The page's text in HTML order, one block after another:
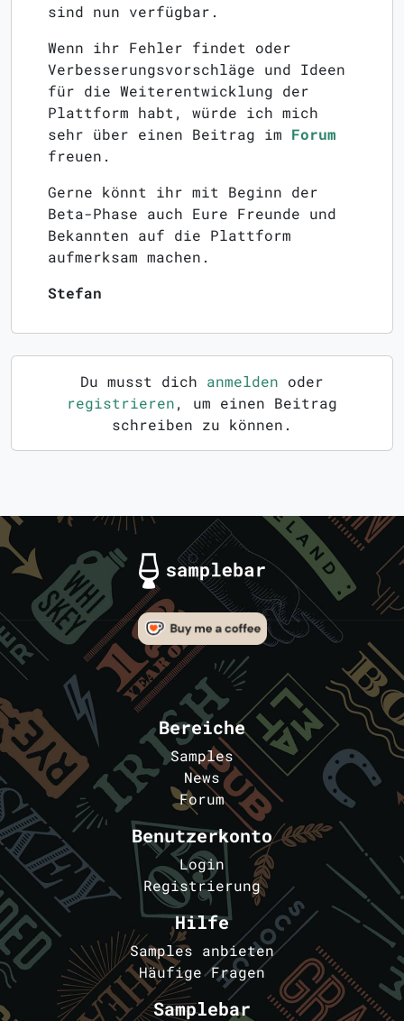
sind nun verfügbar.
Wenn ihr Fehler findet oder
Verbesserungsvorschläge und Ideen
für die Weiterentwicklung der
Plattform habt, würde ich mich
sehr über einen Beitrag im Forum
freuen.
Gerne könnt ihr mit Beginn der
Beta-Phase auch Eure Freunde und
Bekannten auf die Plattform
aufmerksam machen.
Stefan
Du musst dich anmelden oder
registrieren, um einen Beitrag
schreiben zu können.
Bereiche
Samples
News
Forum
Benutzerkonto
Login
Registrierung
Hilfe
Samples anbieten
Häufige Fragen
Samplebar